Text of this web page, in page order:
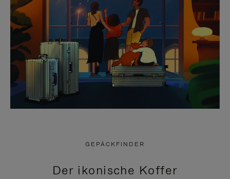
GEPÄCKFINDER
Der ikonische Koffer